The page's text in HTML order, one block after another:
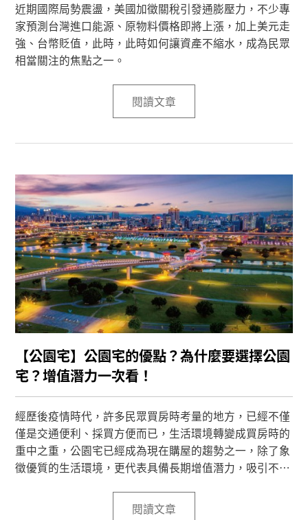
近期國際局勢震盪，美國加徵關稅引發通膨壓力，不少專
家預測台灣進口能源、原物料價格即將上漲，加上美元走
強、台幣貶值，此時，此時如何讓資產不縮水，成為民眾
相當關注的焦點之一。
閱讀文章
【公園宅】公園宅的優點？為什麼要選擇公園
宅？增值潛力一次看！
經歷後疫情時代，許多民眾買房時考量的地方，已經不僅
僅是交通便利、採買方便而已，生活環境轉變成買房時的
重中之重，公園宅已經成為現在購屋的趨勢之一，除了象
徵優質的生活環境，更代表具備長期增值潛力，吸引不少
宅的優點以及為什麼要選擇公園宅？若您的購屋條件是以
閱讀文章